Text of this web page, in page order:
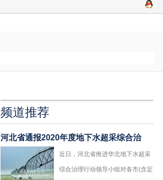
频道推荐
河北省通报2020年度地下水超采综合治
近日，河北省推进华北地下水超采
综合治理行动领导小组对各市(含定